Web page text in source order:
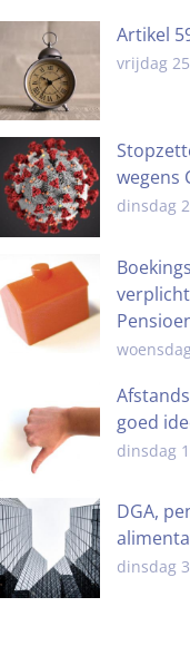
Artikel
vrijdag
wegens
dinsdag
goed
dinsdag
DGA,
dinsdag